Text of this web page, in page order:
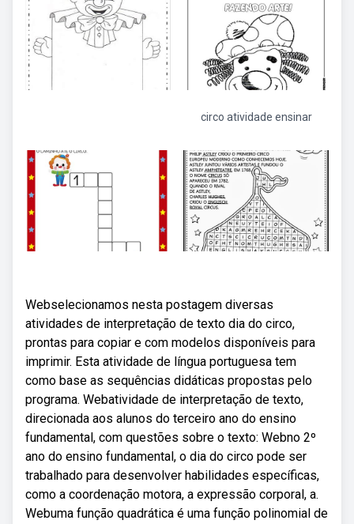
circo atividade ensinar
Webselecionamos nesta postagem diversas
atividades de interpretação de texto dia do circo,
prontas para copiar e com modelos disponíveis para
imprimir. Esta atividade de língua portuguesa tem
como base as sequências didáticas propostas pelo
programa. Webatividade de interpretação de texto,
direcionada aos alunos do terceiro ano do ensino
fundamental, com questões sobre o texto: Webno 2º
ano do ensino fundamental, o dia do circo pode ser
trabalhado para desenvolver habilidades específicas,
como a coordenação motora, a expressão corporal, a.
Webuma função quadrática é uma função polinomial de